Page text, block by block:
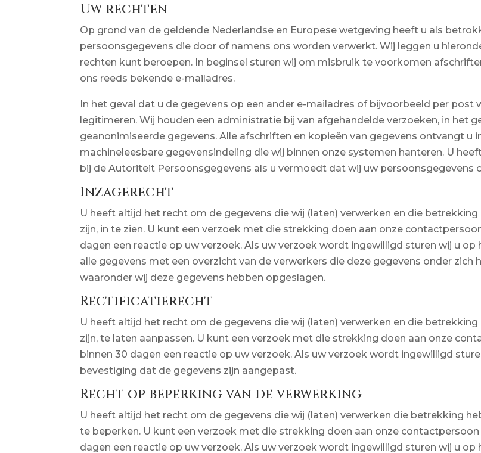
Uw rechten
Op grond van de geldende Nederlandse en Europese wetgeving heeft u als
persoonsgegevens die door of namens ons worden verwerkt. Wij leggen u
rechten kunt beroepen. In beginsel sturen wij om misbruik te voorkomen
ons reeds bekende e-mailadres.
In het geval dat u de gegevens op een ander e-mailadres of bijvoorbeeld per post
legitimeren. Wij houden een administratie bij van afgehandelde verzoeken, in het
geanonimiseerde gegevens. Alle afschriften en kopieën van gegevens ontvangt u
machineleesbare gegevensindeling die wij binnen onze systemen hanteren. U
bij de Autoriteit Persoonsgegevens als u vermoedt dat wij uw persoonsgegevens
Inzagerecht
U heeft altijd het recht om de gegevens die wij (laten) verwerken en die
zijn, in te zien. U kunt een verzoek met die strekking doen aan onze
dagen een reactie op uw verzoek. Als uw verzoek wordt ingewilligd sturen wij u
alle gegevens met een overzicht van de verwerkers die deze gegevens onder
waaronder wij deze gegevens hebben opgeslagen.
Rectificatierecht
U heeft altijd het recht om de gegevens die wij (laten) verwerken en die
zijn, te laten aanpassen. U kunt een verzoek met die strekking doen aan onze
binnen 30 dagen een reactie op uw verzoek. Als uw verzoek wordt ingewilligd
bevestiging dat de gegevens zijn aangepast.
Recht op beperking van de verwerking
U heeft altijd het recht om de gegevens die wij (laten) verwerken die betrekking
te beperken. U kunt een verzoek met die strekking doen aan onze
dagen een reactie op uw verzoek. Als uw verzoek wordt ingewilligd sturen wij u